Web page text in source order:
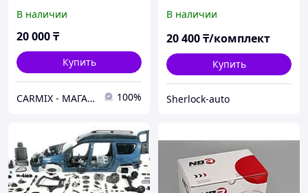
GWS450, IS250 GSE20,
JAPAN
В наличии
20 000₸
Купить
СARMIX - МАГАЗИН АВТОЗАПЧАСТЕЙ В НУР-СУЛТАНЕ (АСТАНА) 100%
В наличии
20 400₸/комплект
Купить
Sherlock-auto